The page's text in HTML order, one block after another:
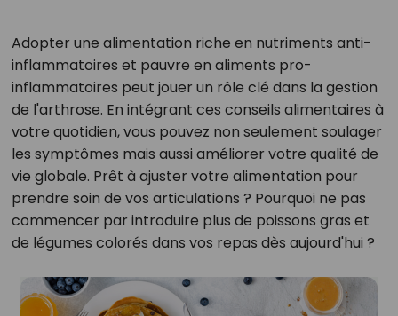
Adopter une alimentation riche en nutriments anti-
inflammatoires et pauvre en aliments pro-
inflammatoires peut jouer un rôle clé dans la gestion
de l'arthrose. En intégrant ces conseils alimentaires à
votre quotidien, vous pouvez non seulement soulager
les symptômes mais aussi améliorer votre qualité de
vie globale. Prêt à ajuster votre alimentation pour
prendre soin de vos articulations ? Pourquoi ne pas
commencer par introduire plus de poissons gras et
de légumes colorés dans vos repas dès aujourd'hui ?